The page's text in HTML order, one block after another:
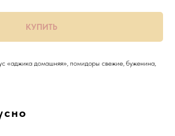
КУПИТЬ
«аджика домашняя», помидоры свежие, буженина,